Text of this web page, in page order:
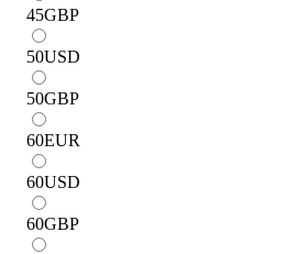
45GBP
50USD
50GBP
60EUR
60USD
60GBP